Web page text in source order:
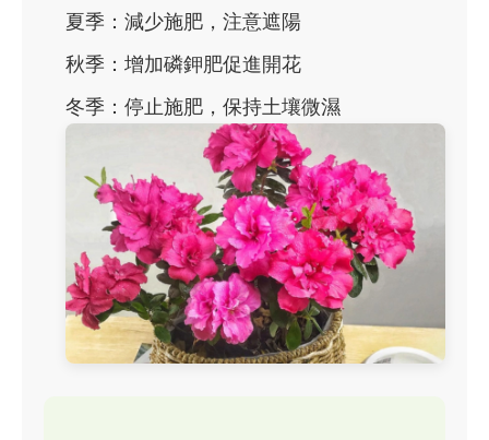
夏季：減少施肥，注意遮陽
秋季：增加磷鉀肥促進開花
冬季：停止施肥，保持土壤微濕